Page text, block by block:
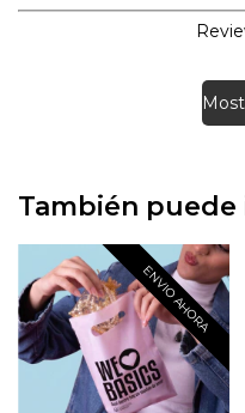
También
ENVIO AHORA